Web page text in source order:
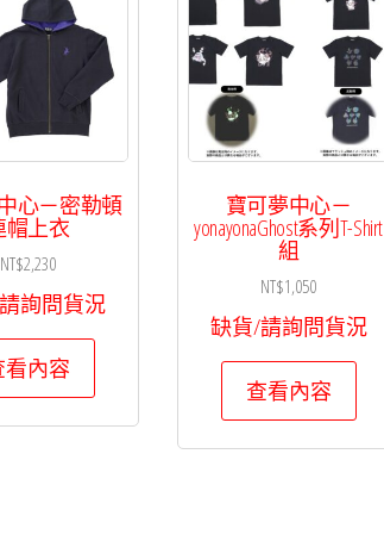
心－密勒頓
帽上衣
NT$2,230
詢問貨況
看內容
寶可夢中心－
yonayonaGhost系列T-Shirt
組
NT$1,050
缺貨/請詢問貨況
查看內容